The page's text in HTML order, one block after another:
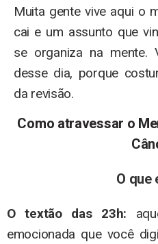
Muita gente vive aqui o
cai e um assunto que
se organiza na mente.
desse dia, porque
da revisão.
Como atravessar o
O que
O textão das 23h:
emocionada que você